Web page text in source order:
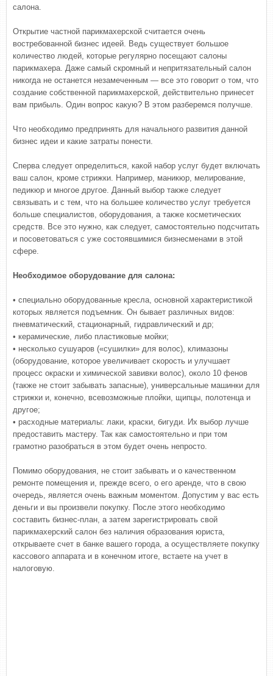
салона.
Открытие частной парикмахерской считается очень
востребованной бизнес идеей. Ведь существует большое
количество людей, которые регулярно посещают салоны
парикмахера. Даже самый скромный и непритязательный салон
никогда не останется незамеченным — все это говорит о том, что
создание собственной парикмахерской, действительно принесет
вам прибыль. Один вопрос какую? В этом разберемся получше.
Что необходимо предпринять для начального развития данной
бизнес идеи и какие затраты понести.
Сперва следует определиться, какой набор услуг будет включать
ваш салон, кроме стрижки. Например, маникюр, мелирование,
педикюр и многое другое. Данный выбор также следует
связывать и с тем, что на большее количество услуг требуется
больше специалистов, оборудования, а также косметических
средств. Все это нужно, как следует, самостоятельно подсчитать
и посоветоваться с уже состоявшимися бизнесменами в этой
сфере.
Необходимое оборудование для салона:
• специально оборудованные кресла, основной характеристикой
которых является подъемник. Он бывает различных видов:
пневматический, стационарный, гидравлический и др;
• керамические, либо пластиковые мойки;
• несколько сушуаров («сушилки» для волос), климазоны
(оборудование, которое увеличивает скорость и улучшает
процесс окраски и химической завивки волос), около 10 фенов
(также не стоит забывать запасные), универсальные машинки для
стрижки и, конечно, всевозможные плойки, щипцы, полотенца и
другое;
• расходные материалы: лаки, краски, бигуди. Их выбор лучше
предоставить мастеру. Так как самостоятельно и при том
грамотно разобраться в этом будет очень непросто.
Помимо оборудования, не стоит забывать и о качественном
ремонте помещения и, прежде всего, о его аренде, что в свою
очередь, является очень важным моментом. Допустим у вас есть
деньги и вы произвели покупку. После этого необходимо
составить бизнес-план, а затем зарегистрировать свой
парикмахерский салон без наличия образования юриста,
открываете счет в банке вашего города, а осуществляете покупку
кассового аппарата и в конечном итоге, встаете на учет в
налоговую.